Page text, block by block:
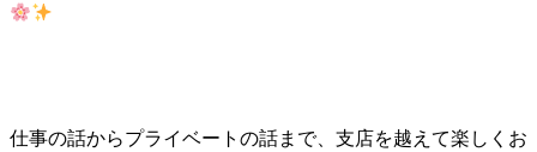
仕事の話からプライベートの話まで、支店を越えて楽しくお